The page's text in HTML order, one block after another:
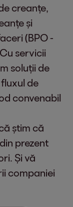
creanțe,
și
(BPO -
servicii
soluții de
de
convenabil
știm că
prezent
Și vă
companiei